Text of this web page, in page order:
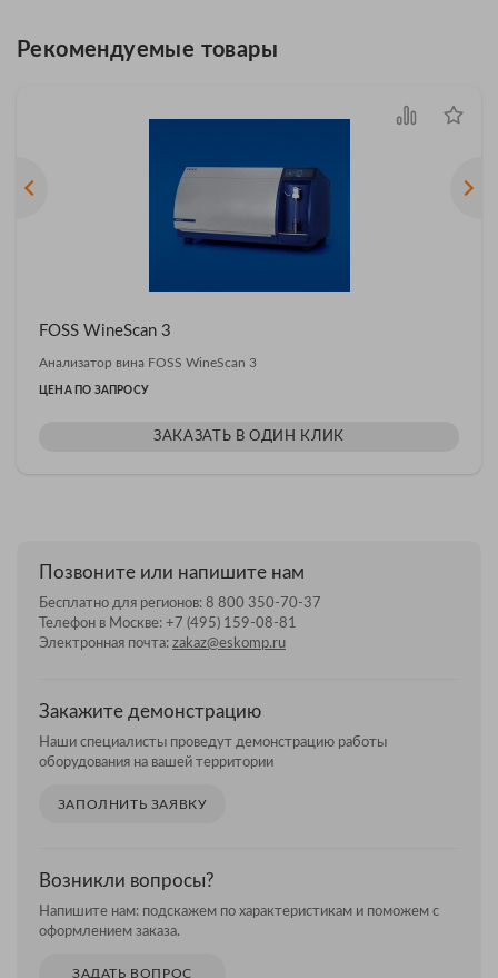
Рекомендуемые товары
FOSS WineScan 3
Анализатор вина FOSS WineScan 3
ЦЕНА ПО ЗАПРОСУ
ЗАКАЗАТЬ В ОДИН КЛИК
Позвоните или напишите нам
Бесплатно для регионов: 8 800 350-70-37
Телефон в Москве: +7 (495) 159-08-81
Электронная почта: zakaz@eskomp.ru
Закажите демонстрацию
Наши специалисты проведут демонстрацию работы
оборудования на вашей территории
ЗАПОЛНИТЬ ЗАЯВКУ
Возникли вопросы?
Напишите нам: подскажем по характеристикам и поможем с
оформлением заказа.
ЗАДАТЬ ВОПРОС